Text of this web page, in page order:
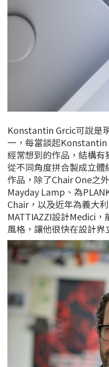
Konstantin Grcic可說是
一，每當談起Konstantin
經常想到的作品，結構
從不同角度拼合製成立
作品，除了Chair One之
Mayday Lamp、為
Chair，以及近年為義大
MATTIAZZI設計Medici
風格，讓他很快在設計界